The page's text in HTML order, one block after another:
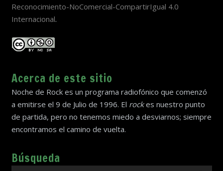
Reconocimiento-NoComercial-CompartirIgual 4.0
Internacional.
Acerca de este sitio
Noche de Rock es un programa radiofónico que comenzó
a emitirse el 9 de Julio de 1996. El rockes nuestro punto
de partida, pero no tenemos miedo a desviarnos; siempre
encontramos el camino de vuelta.
Búsqueda